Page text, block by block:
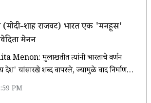
(मोदी-शाह राजवट) भारत एक 'मनहूस'
मेनन
मुलाखतीत त्यांनी भारताचे वर्णन
देश' यांसारखे शब्द वापरले, ज्यामुळे वाद निर्माण
12 वर्षांतील (मोदी-शाह सरकार) वातावरण,
PM